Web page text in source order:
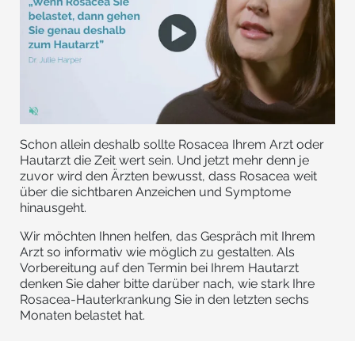
Schon allein deshalb sollte Rosacea Ihrem Arzt oder
Hautarzt die Zeit wert sein. Und jetzt mehr denn je
zuvor wird den Ärzten bewusst, dass Rosacea weit
über die sichtbaren Anzeichen und Symptome
hinausgeht.
Wir möchten Ihnen helfen, das Gespräch mit Ihrem
Arzt so informativ wie möglich zu gestalten. Als
Vorbereitung auf den Termin bei Ihrem Hautarzt
denken Sie daher bitte darüber nach, wie stark Ihre
Rosacea-Hauterkrankung Sie in den letzten sechs
Monaten belastet hat.